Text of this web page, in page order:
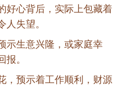
好心背后，实际上包藏着
人失望。
示生意兴隆，或家庭幸
报。
，预示着工作顺利，财源